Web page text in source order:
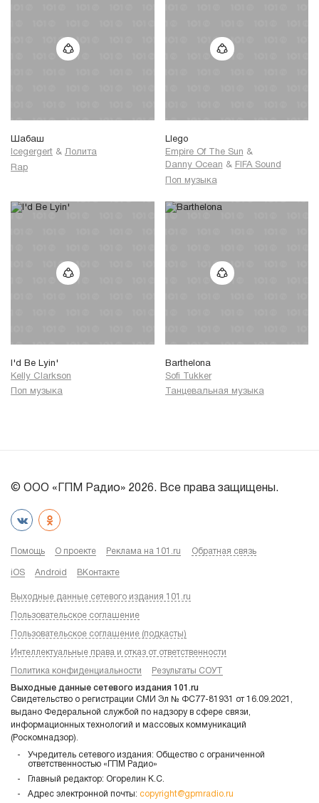
Шабаш
Icegergert & Лолита
Rap
Llego
Empire Of The Sun &
Danny Ocean & FIFA Sound
Поп музыка
I'd Be Lyin'
Kelly Clarkson
Поп музыка
Barthelona
Sofi Tukker
Танцевальная музыка
© ООО «ГПМ Радио» 2026. Все права защищены.
Помощь О проекте Реклама на 101.ru Обратная связь
iOS Android ВКонтакте
Выходные данные сетевого издания 101.ru
Пользовательское соглашение
Пользовательское соглашение (подкасты)
Интеллектуальные права и отказ от ответственности
Политика конфиденциальности Результаты СОУТ
Выходные данные сетевого издания 101.ru
Свидетельство о регистрации СМИ Эл № ФС77-81931 от 16.09.2021,
выдано Федеральной службой по надзору в сфере связи,
информационных технологий и массовых коммуникаций
(Роскомнадзор).
Учредитель сетевого издания: Общество с ограниченной
ответственностью «ГПМ Радио»
Главный редактор: Огорелин К.С.
Адрес электронной почты: copyright@gpmradio.ru